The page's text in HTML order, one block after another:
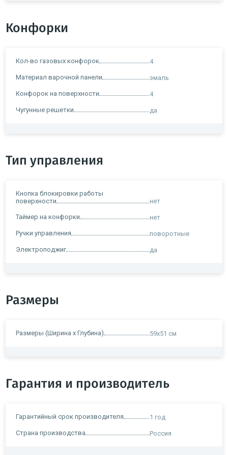
Конфорки
Кол-во газовых конфорок 4
Материал варочной панели эмаль
Конфорок на поверхности 4
Чугунные решетки да
Тип управления
Кнопка блокировки работы
поверхности
нет
Таймер на конфорки нет
Ручки управления поворотные
Электроподжиг да
Размеры
Размеры (Ширина х Глубина) 59х51 см
Гарантия и производитель
Гарантийный срок производителя 1 год
Страна производства Россия